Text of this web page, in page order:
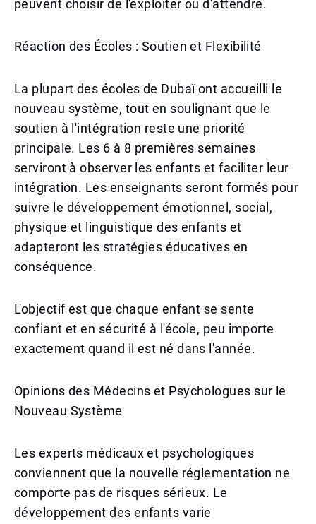
peuvent choisir de l'exploiter ou d'attendre.
Réaction des Écoles : Soutien et Flexibilité
La plupart des écoles de Dubaï ont accueilli le
nouveau système, tout en soulignant que le
soutien à l'intégration reste une priorité
principale. Les 6 à 8 premières semaines
serviront à observer les enfants et faciliter leur
intégration. Les enseignants seront formés pour
suivre le développement émotionnel, social,
physique et linguistique des enfants et
adapteront les stratégies éducatives en
conséquence.
L'objectif est que chaque enfant se sente
confiant et en sécurité à l'école, peu importe
exactement quand il est né dans l'année.
Opinions des Médecins et Psychologues sur le
Nouveau Système
Les experts médicaux et psychologiques
conviennent que la nouvelle réglementation ne
comporte pas de risques sérieux. Le
développement des enfants varie